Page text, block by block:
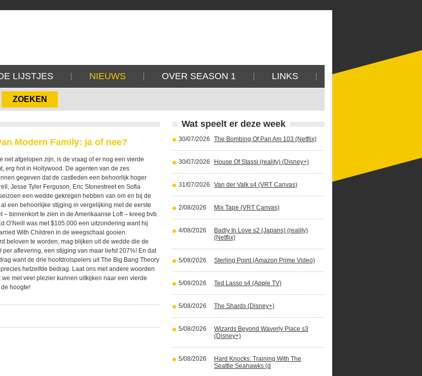
LIJSTJES NIEUWS OVER SEASON 1 LINKS
Modern Family: ja of nee?
net afgelopen zijn, is de vraag of er nog een vierde
erg hot in Hollywood. De agenten van de zes
gegeven dat de castleden een behoorlijk hoger
Jesse Tyler Ferguson, Eric Stonestreet en Sofia
een wedde gekregen hebben van om en bij de
een behoorlijke stijging in vergelijking met de eerste
– binnenkort te zien in de Amerikaanse Loft – kreeg bvb.
O’Neill was met $105.000 een uitzondering want hij
With Children in de weegschaal gooien.
beloven te worden, mag blijken uit de wedde die de
aflevering, een stijging van maar liefst 207%! En dat
want de drie hoofdrolspelers uit The Big Bang Theory
hetzelfde bedrag. Laat ons met andere woorden
met veel plezier kunnen uitkijken naar een vierde
hoogte!
Wat speelt er deze week
30/07/2026 The Bombing Of Pan Am 103 (Netflix)
30/07/2026 House Of Stassi (reality) (Disney+)
31/07/2026 Van der Valk s4 (VRT Canvas)
2/08/2026 Mix Tape (VRT Canvas)
4/08/2026
Badly In Love s2 (Japans) (reality)
(Netflix)
5/08/2026 Sterling Point (Amazon Prime Video)
5/08/2026 Ted Lasso s4 (Apple TV)
5/08/2026 The Shards (Disney+)
5/08/2026
Wizards Beyond Waverly Place s3
(Disney+)
5/08/2026
Hard Knocks: Training With The
Seattle Seahawks (d